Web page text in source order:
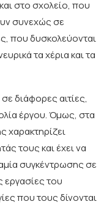
στο σχολείο, που
συνεχώς σε
που δυσκολεύονται
τα χέρια και τα
διάφορες αιτίες,
έργου. Όμως, στα
χαρακτηρίζει
τους και έχει να
συγκέντρωσης σε
εργασίες του
που τους δίνονται